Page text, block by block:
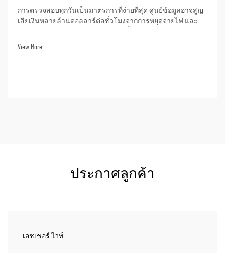
การตรวจสอบทุกวันเป็นมาตรการที่ง่ายที่สุด ศูนย์ข้อมูลอาจสูญ
เสียเงินหลายล้านดอลลาร์ต่อชั่วโมงจากการหยุดจ่ายไฟ และ
View More
ประกาศลูกค้า
เอชเชอร์ ไวท์